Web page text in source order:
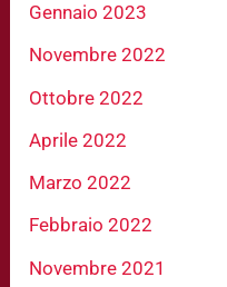
Gennaio 2023
Novembre 2022
Ottobre 2022
Aprile 2022
Marzo 2022
Febbraio 2022
Novembre 2021